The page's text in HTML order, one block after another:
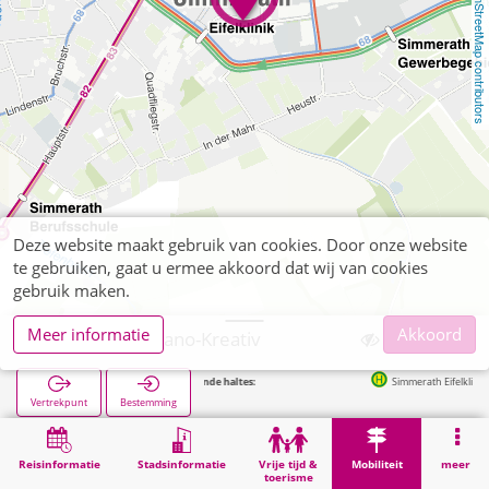
OpenStreetMap contributors
Reisinformatie Stadsinformatie
Vrije tijd &
toerisme
Mobiliteit meer
Simmerath, Bano-Kreativ
Vertrekpunt Bestemming
Volgende haltes: Simmerath Eifelklinik in
Mobiliteit Verkoop van tickets Simmerath, Bano-Kreativ
Deze website maakt gebruik van cookies. Door onze website
te gebruiken, gaat u ermee akkoord dat wij van cookies
gebruik maken.
Meer informatie
Akkoord